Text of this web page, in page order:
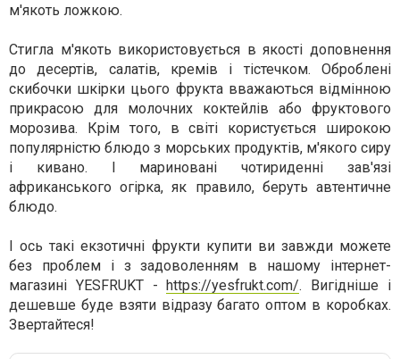
м'якоть ложкою.
Стигла м'якоть використовується в якості доповнення
до десертів, салатів, кремів і тістечком. Оброблені
скибочки шкірки цього фрукта вважаються відмінною
прикрасою для молочних коктейлів або фруктового
морозива. Крім того, в світі користується широкою
популярністю блюдо з морських продуктів, м'якого сиру
і кивано. І мариновані чотириденні зав'язі
африканського огірка, як правило, беруть автентичне
блюдо.
І ось такі екзотичні фрукти купити ви завжди можете
без проблем і з задоволенням в нашому інтернет-
магазині YESFRUKT -https://yesfrukt.com/. Вигідніше і
дешевше буде взяти відразу багато оптом в коробках.
Звертайтеся!